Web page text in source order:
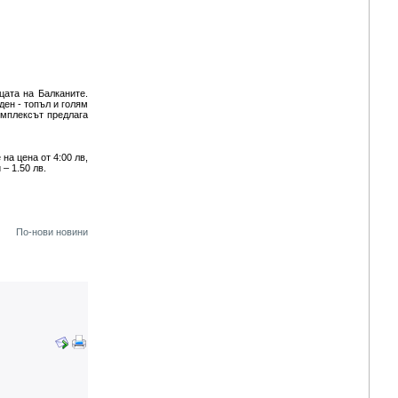
на Балканите.
- топъл и голям
предлага
цена от 4:00 лв,
1.50 лв.
По-нови новини